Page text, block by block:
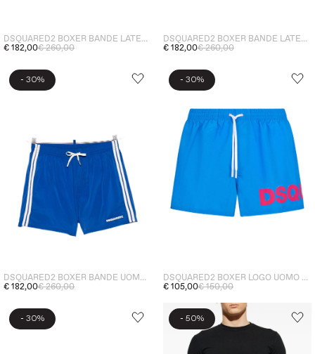
DSQUARED2 BOXER BANDE LATERALI UOMO NERO
€ 182,00€ 260,00
DSQUARED2 BOXER BANDE LATERALI UOMO MARRONE
€ 182,00€ 260,00
- 30%
DSQUARED2 BOXER BANDE UOMO BLU
€ 182,00€ 260,00
- 30%
DSQUARED2 BOXER LOGO UOMO BLU
€ 105,00€ 150,00
- 30% - 50%